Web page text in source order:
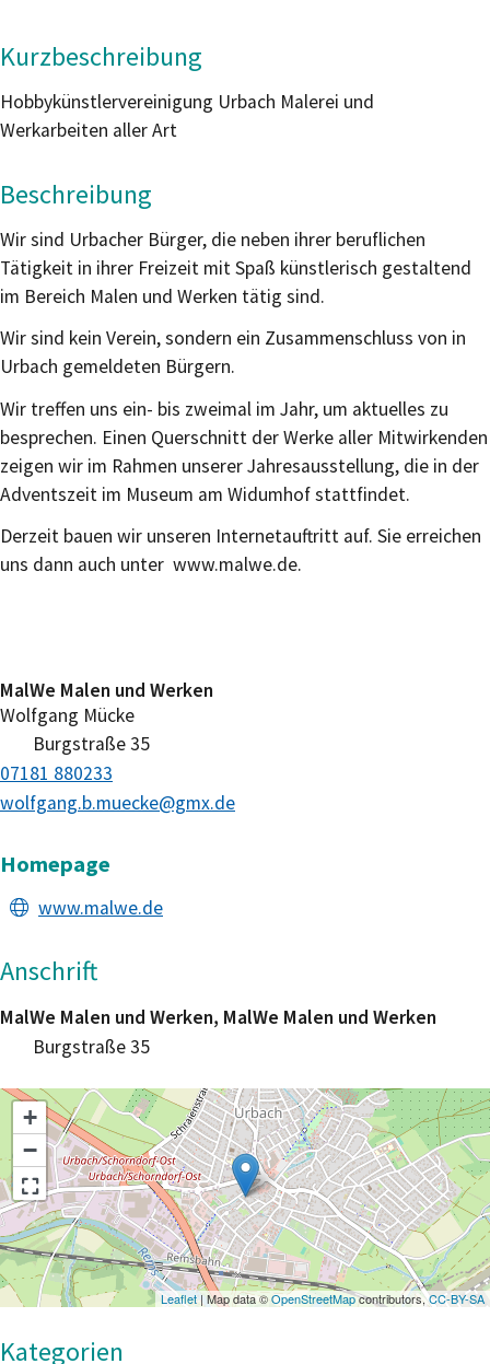
Kurzbeschreibung
Hobbykünstlervereinigung Urbach Malerei und
Werkarbeiten aller Art
Beschreibung
Wir sind Urbacher Bürger, die neben ihrer beruflichen
Tätigkeit in ihrer Freizeit mit Spaß künstlerisch gestaltend
im Bereich Malen und Werken tätig sind.
Wir sind kein Verein, sondern ein Zusammenschluss von in
Urbach gemeldeten Bürgern.
Wir treffen uns ein- bis zweimal im Jahr, um aktuelles zu
besprechen. Einen Querschnitt der Werke aller Mitwirkenden
zeigen wir im Rahmen unserer Jahresausstellung, die in der
Adventszeit im Museum am Widumhof stattfindet.
Derzeit bauen wir unseren Internetauftritt auf. Sie erreichen
uns dann auch unter www.malwe.de.
Wolfgang Mücke
MalWe Malen und Werken
Burgstraße 35
wolfgang.b.muecke@gmx.de
07181 880233
Homepage
www.malwe.de
Anschrift
MalWe Malen und Werken, MalWe Malen und Werken
Burgstraße 35
+
−
Leaflet | Map data ©OpenStreetMapcontributors,CC-BY-SA